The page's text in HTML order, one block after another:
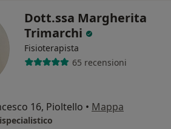
Dott.ssa Margherita
Trimarchi
Fisioterapista
65 recensioni
16, Pioltello • Mappa